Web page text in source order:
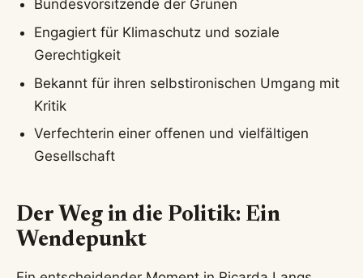
Bundesvorsitzende der Grünen
Engagiert für Klimaschutz und soziale
Gerechtigkeit
Bekannt für ihren selbstironischen Umgang mit
Kritik
Verfechterin einer offenen und vielfältigen
Gesellschaft
Der Weg in die Politik: Ein
Wendepunkt